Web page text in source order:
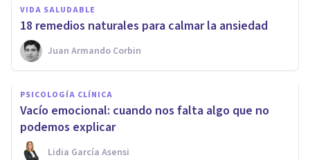
VIDA SALUDABLE
​18 remedios naturales para calmar la ansiedad
Juan Armando Corbin
PSICOLOGÍA CLÍNICA
Vacío emocional: cuando nos falta algo que no
podemos explicar
Lidia García Asensi